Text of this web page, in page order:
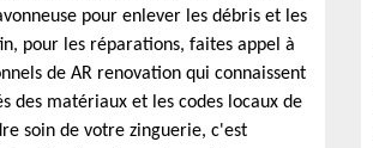
pour enlever les débris et les
pour les réparations, faites appel à
de AR renovation qui connaissent
des matériaux et les codes locaux de
soin de votre zinguerie, c'est